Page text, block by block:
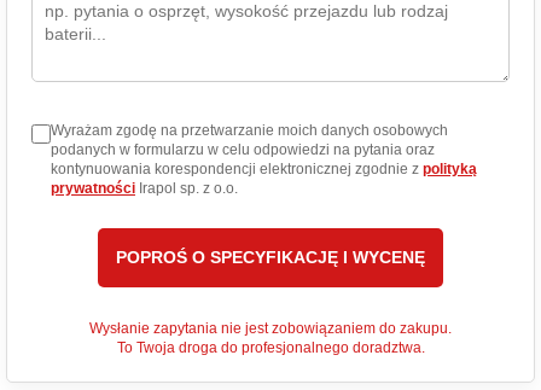
Wyrażam zgodę na przetwarzanie moich danych osobowych
podanych w formularzu w celu odpowiedzi na pytania oraz
kontynuowania korespondencji elektronicznej zgodnie z polityką
prywatności Irapol sp. z o.o.
Wysłanie zapytania nie jest zobowiązaniem do zakupu.
To Twoja droga do profesjonalnego doradztwa.